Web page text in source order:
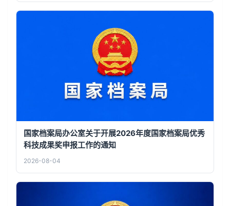
国家档案局办公室关于开展2026年度国家档案局优秀
科技成果奖申报工作的通知
2026-08-04